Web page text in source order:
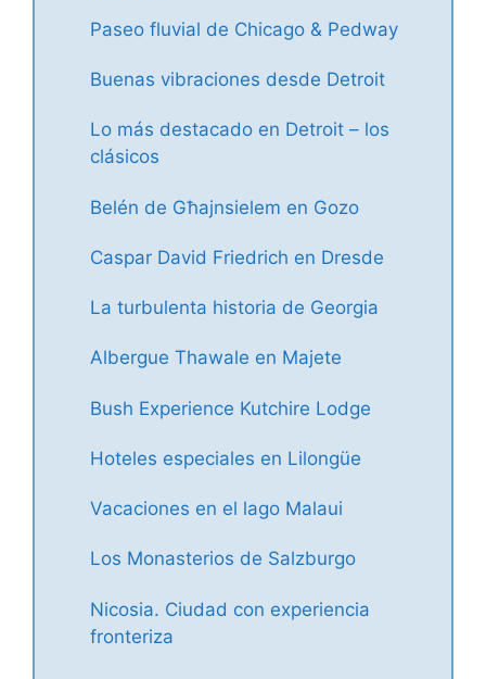
Paseo fluvial de Chicago & Pedway
Buenas vibraciones desde Detroit
Lo más destacado en Detroit – los
clásicos
Belén de Għajnsielem en Gozo
Caspar David Friedrich en Dresde
La turbulenta historia de Georgia
Albergue Thawale en Majete
Bush Experience Kutchire Lodge
Hoteles especiales en Lilongüe
Vacaciones en el lago Malaui
Los Monasterios de Salzburgo
Nicosia. Ciudad con experiencia
fronteriza